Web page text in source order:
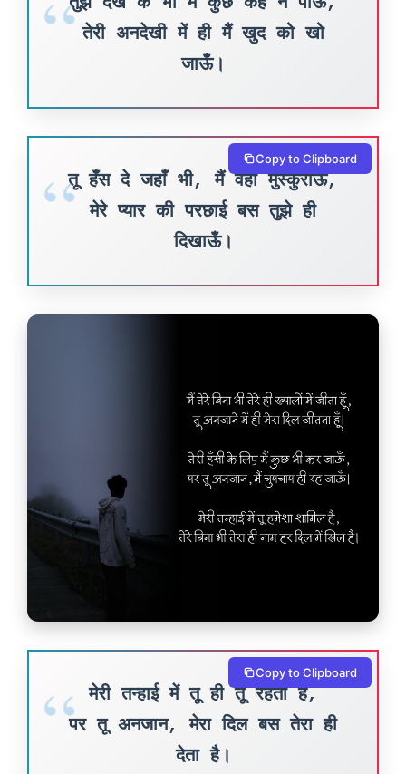
तेरी अनदेखी में ही मैं खुद को खो
जाऊँ।
तू हँस दे जहाँ भी, मैं वहीँ मुस्कुराऊँ,
मेरे प्यार की परछाई बस तुझे ही
दिखाऊँ।
Copy to Clipboard
मेरी तन्हाई में तू ही तू रहता है,
पर तू अनजान, मेरा दिल बस तेरा ही
देता है।
Copy to Clipboard